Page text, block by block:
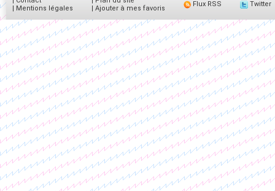
| Mentions légales
| Ajouter à mes favoris
Flux RSS Twitter